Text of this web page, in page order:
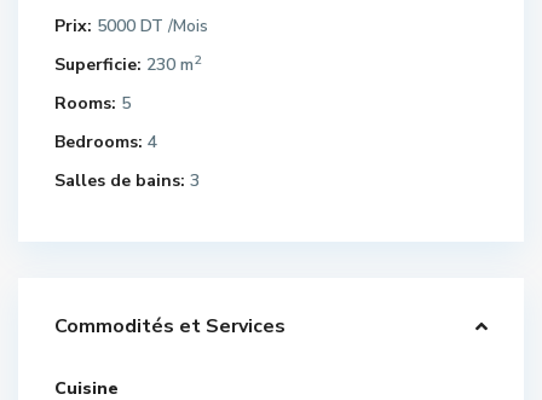
Prix: 5000 DT /Mois
Superficie: 230 m2
Rooms: 5
Bedrooms: 4
Salles de bains: 3
Commodités et Services
Cuisine